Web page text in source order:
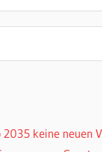
2035 keine neuen